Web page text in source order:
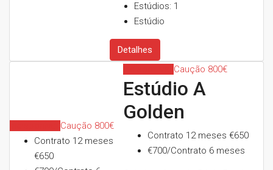
Estúdios: 1
Estúdio
Detalhes
Caução 800€
Contrato 12 meses
€650
Caução 800€
Estúdio A
Golden
Contrato 12 meses€650
€700/Contrato 6 meses